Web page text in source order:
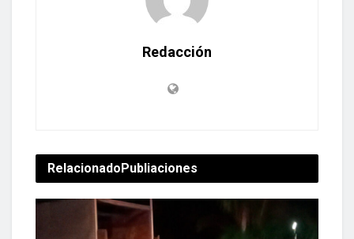
Redacción
RelacionadoPubliaciones